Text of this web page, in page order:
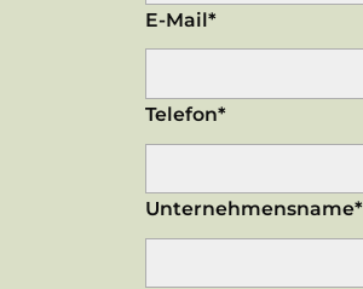
E-Mail*
Telefon*
Unternehmensname*